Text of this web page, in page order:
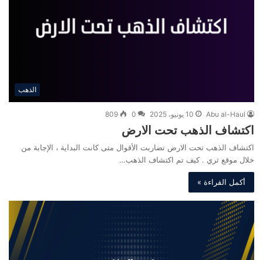
الذهب
Abu al-Haul 10 يونيو، 2025 0
809
اكتشاف الذهب تحت الارض
اكتشاف الذهب تحت الارض تضاربت الأقوال متى كانت البداية ، الإجابة من
خلال موقع ثري . كيف تم اكتشاف الذهب…
أكمل القراءة »